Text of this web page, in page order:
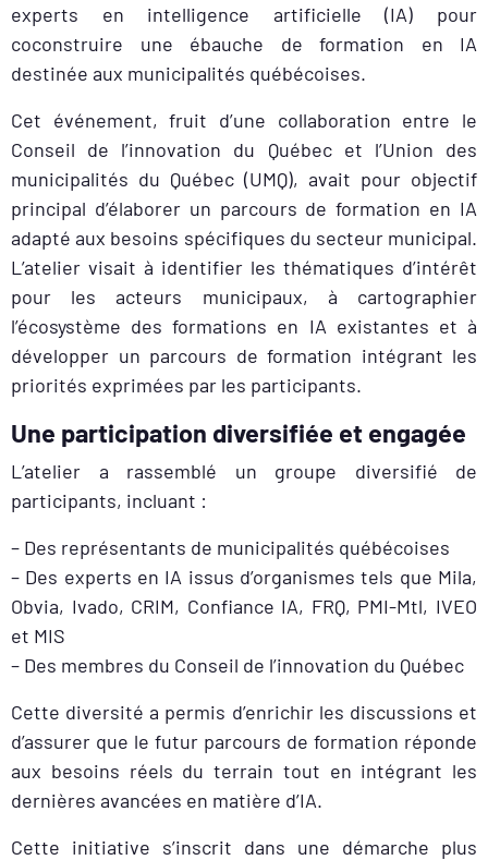
experts en intelligence artificielle (IA) pour
coconstruire une ébauche de formation en IA
destinée aux municipalités québécoises.
Cet événement, fruit d’une collaboration entre le
Conseil de l’innovation du Québec et l’Union des
municipalités du Québec (UMQ), avait pour objectif
principal d’élaborer un parcours de formation en IA
adapté aux besoins spécifiques du secteur municipal.
L’atelier visait à identifier les thématiques d’intérêt
pour les acteurs municipaux, à cartographier
l’écosystème des formations en IA existantes et à
développer un parcours de formation intégrant les
priorités exprimées par les participants.
Une participation diversifiée et engagée
L’atelier a rassemblé un groupe diversifié de
participants, incluant :
– Des représentants de municipalités québécoises
– Des experts en IA issus d’organismes tels que Mila,
Obvia, Ivado, CRIM, Confiance IA, FRQ, PMI-Mtl, IVEO
et MIS
– Des membres du Conseil de l’innovation du Québec
Cette diversité a permis d’enrichir les discussions et
d’assurer que le futur parcours de formation réponde
aux besoins réels du terrain tout en intégrant les
dernières avancées en matière d’IA.
Cette initiative s’inscrit dans une démarche plus